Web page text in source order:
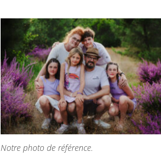
Notre photo de référence.